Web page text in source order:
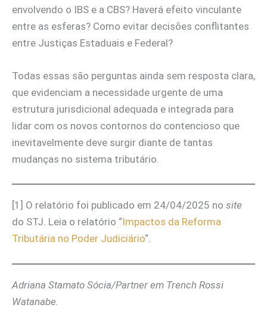
envolvendo o IBS e a CBS? Haverá efeito vinculante
entre as esferas? Como evitar decisões conflitantes
entre Justiças Estaduais e Federal?
Todas essas são perguntas ainda sem resposta clara,
que evidenciam a necessidade urgente de uma
estrutura jurisdicional adequada e integrada para
lidar com os novos contornos do contencioso que
inevitavelmente deve surgir diante de tantas
mudanças no sistema tributário.
[1] O relatório foi publicado em 24/04/2025 no site
do STJ. Leia o relatório “Impactos da Reforma
Tributária no Poder Judiciário“.
Adriana Stamato Sócia/Partner em Trench Rossi
Watanabe.